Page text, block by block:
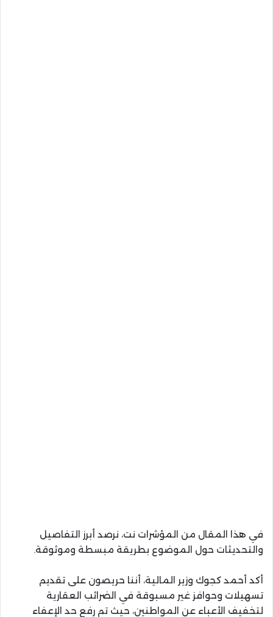
في هذا المقال من المؤشرات نت، نرصد أبرز التفاصيل
والتحديثات حول الموضوع بطريقة مبسطة وموثوقة.
أكد أحمد كجوك وزير المالية، أننا حريصون على تقديم
تسهيلات وحوافز غير مسبوقة في الضرائب العقارية
لتخفيف الأعباء عن المواطنين، حيث تم رفع حد الإعفاء